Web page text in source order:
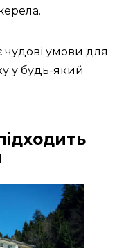
чудові умови для
у будь-який